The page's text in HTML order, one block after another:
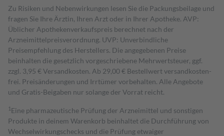
Zu Risiken und Nebenwirkungen lesen Sie die Packungsbeilage und
fragen Sie Ihre Ärztin, Ihren Arzt oder in Ihrer Apotheke. AVP:
Üblicher Apothekenverkaufspreis berechnet nach der
Arzneimittelpreisverordnung. UVP: Unverbindliche
Preisempfehlung des Herstellers. Die angegebenen Preise
beinhalten die gesetzlich vorgeschriebene Mehrwertsteuer, ggf.
zzgl. 3,95 € Versandkosten. Ab 29,00 € Bestell­wert versand­kosten­
frei. Preisänderungen und Irrtümer vorbehalten. Alle Angebote
und Gratis-Beigaben nur solange der Vorrat reicht.
1 Eine pharmazeutische Prüfung der Arzneimittel und sonstigen
Produkte in deinem Warenkorb beinhaltet die Durchführung von
Wechselwirkungschecks und die Prüfung etwaiger